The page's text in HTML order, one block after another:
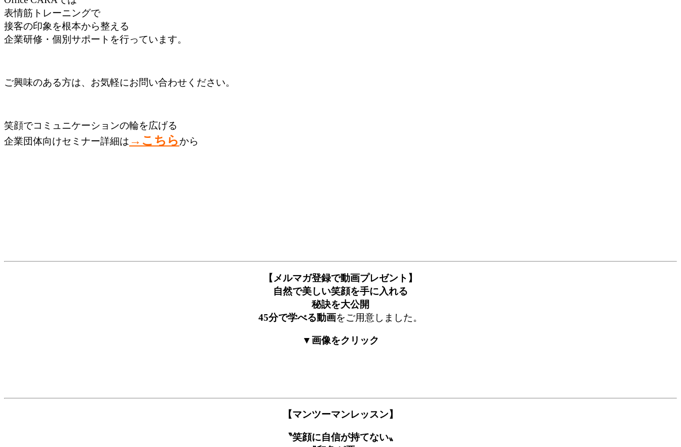
表情筋トレーニングで
接客の印象を根本から整える
企業研修・個別サポートを行っています。
ご興味のある方は、お気軽にお問い合わせください。
笑顔でコミュニケーションの輪を広げる
企業団体向けセミナー詳細は →こちらから
【メルマガ登録で動画プレゼント】
自然で美しい笑顔を手に入れる
秘訣を大公開
45分で学べる動画をご用意しました。
▼画像をクリック
【マンツーマンレッスン】
〝笑顔に自信が持てない〟